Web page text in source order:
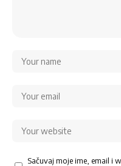
Sačuvaj moje ime, email i